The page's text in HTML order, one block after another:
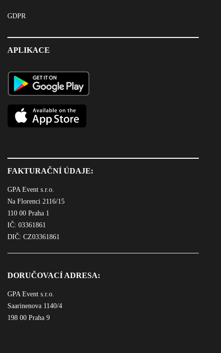
GDPR
APLIKACE
FAKTURAČNÍ ÚDAJE:
GPA Event s.r.o.
Na Florenci 2116/15
110 00 Praha 1
IČ: 03361861
DIČ: CZ03361861
DORUČOVACÍ ADRESA:
GPA Event s.r.o.
Saarinenova 1140/4
198 00 Praha 9